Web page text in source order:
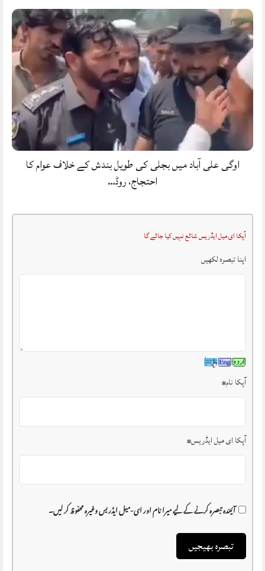
اوگی علی آباد میں بجلی کی طویل بندش کے خلاف عوام کا
احتجاج، روڈ…
آپکا ای میل ایڈریس شائع نہیں کیا جائے گا
اپنا تبصرہ لکھیں
آپکا نام*
آپکا ای میل ایڈریس*
آئیندہ تبصرہ کرنے کے لیے میرا نام اور ای-میل ایڈریس وغیرہ محفوظ کر لیں۔